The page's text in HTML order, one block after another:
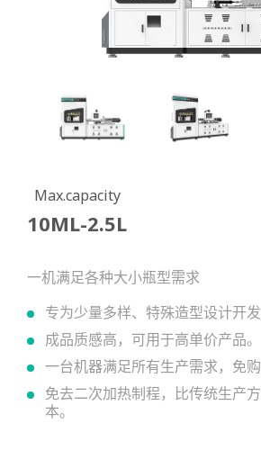
Max.capacity
10ML-2.5L
一机满足各种大小瓶型需求
专为少量多样、特殊造型设计开发
成品质感高，可用于高单价产品。
一台机器满足所有生产需求，免购
免去二次加热制程，比传统生产
本。